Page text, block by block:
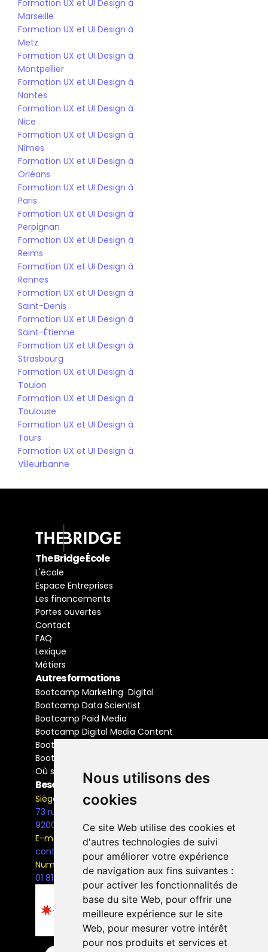
Nous utilisons des
cookies
Ce site Web utilise des cookies et
d'autres technologies de suivi
pour améliorer votre expérience
de navigation aux fins suivantes :
pour activer les fonctionnalités de
base du site Web, pour offrir une
meilleure expérience sur le site
Web, pour mesurer votre intérêt
pour nos produits et services et
Formation UX et UI Design à
Marseille
Formation UX et UI Design à
Metz
Formation UX et UI Design à
Montpellier
Formation UX et UI Design à
Nantes
Formation UX et UI Design à
Nice
Formation UX et UI Design à
Nîmes
Formation UX et UI Design à
Orléans
Formation UX et UI Design à
Paris
Formation UX et UI Design à
Perpignan
Formation UX et UI Design à
Reims
Formation UX et UI Design à
Rennes
Formation UX et UI Design à
Saint-Denis
Formation UX et UI Design à
Saint-Étienne
Formation UX et UI Design à
Strasbourg
Formation UX et UI Design à
Toulon
Formation UX et UI Design à
Toulouse
Formation UX et UI Design à
Tours
Formation UX et UI Design à
Villeurbanne
The Bridge École
L'école
Espace Entreprises
Les financements
Portes ouvertes
Contact
FAQ
Lexique
Métiers
Autres formations
Bootcamp Marketing  Digital
Bootcamp Data Scientist
Bootcamp Paid Media
Bootcamp Digital Media Content
Bootcamp Social Media Manager
Bootcamp Buyer Media
Où se former
Besoin d'information ?
Siège Social
73 rue Henri Barbusse,
92000, Nanterre
E-mail
contact@the-bridge.fr
Numéro de téléphone
01 81 93 68 42